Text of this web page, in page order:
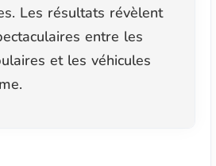
Les résultats révèlent
entre les
et les véhicules